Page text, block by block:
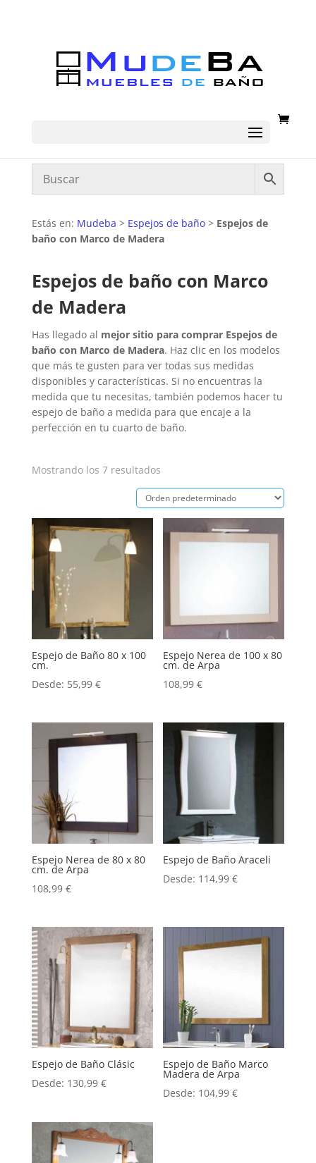
Estás en: Mudeba > Espejos de baño> Espejos de
baño con Marco de Madera
Espejos de baño con Marco
de Madera
Has llegado al mejor sitio para comprar Espejos de
baño con Marco de Madera. Haz clic en los modelos
que más te gusten para ver todas sus medidas
disponibles y características. Si no encuentras la
medida que tu necesitas, también podemos hacer tu
espejo de baño a medida para que encaje a la
perfección en tu cuarto de baño.
Mostrando los 7 resultados
Espejo de Baño 80 x 100
cm.
Desde: 55,99 €
Espejo Nerea de 100 x 80
cm. de Arpa
108,99€
Espejo Nerea de 80 x 80
cm. de Arpa
108,99 €
Espejo de Baño Araceli
Desde: 114,99€
Espejo de Baño Clásic
Desde: 130,99 €
Espejo de Baño Marco
Madera de Arpa
Desde: 104,99€